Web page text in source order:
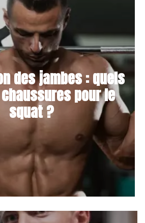
des jambes : quels
pour le
squat ?